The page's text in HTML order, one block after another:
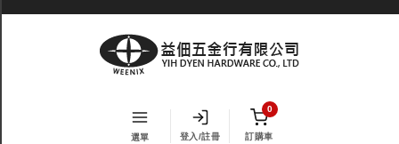
選單 登入/註冊
0
訂購車